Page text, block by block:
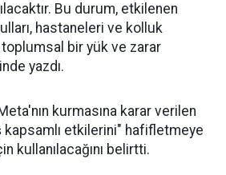
Bu durum, etkilenen
hastaneleri ve kolluk
bir yük ve zarar
yazdı.
kurmasına karar verilen
kapsamlı etkilerini" hafifletmeye
kullanılacağını belirtti.